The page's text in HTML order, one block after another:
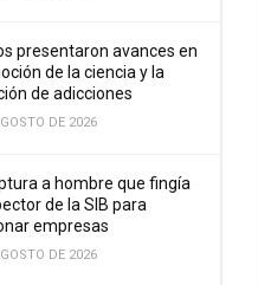
presentaron avances en
de la ciencia y la
de adicciones
DE 2026
a hombre que fingía
de la SIB para
empresas
DE 2026